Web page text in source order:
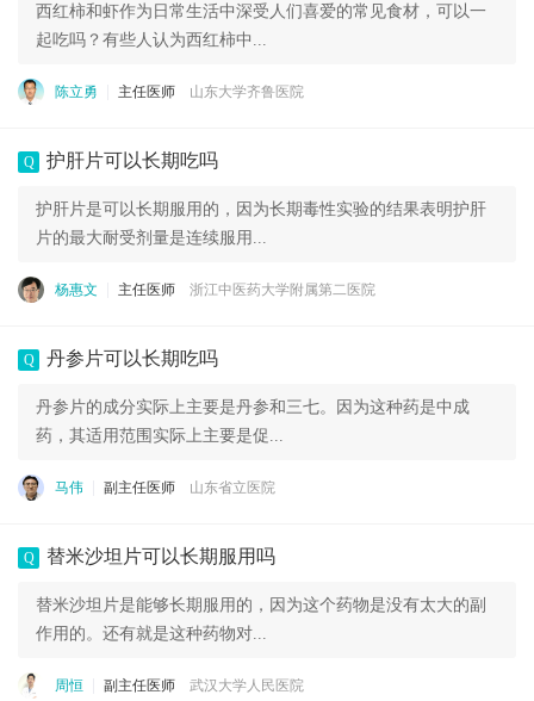
西红柿和虾作为日常生活中深受人们喜爱的常见食材，可以一
起吃吗？有些人认为西红柿中...
陈立勇 主任医师 山东大学齐鲁医院
Q 护肝片可以长期吃吗
护肝片是可以长期服用的，因为长期毒性实验的结果表明护肝
片的最大耐受剂量是连续服用...
杨惠文 主任医师 浙江中医药大学附属第二医院
Q 丹参片可以长期吃吗
丹参片的成分实际上主要是丹参和三七。因为这种药是中成
药，其适用范围实际上主要是促...
马伟 副主任医师 山东省立医院
Q 替米沙坦片可以长期服用吗
替米沙坦片是能够长期服用的，因为这个药物是没有太大的副
作用的。还有就是这种药物对...
周恒 副主任医师 武汉大学人民医院